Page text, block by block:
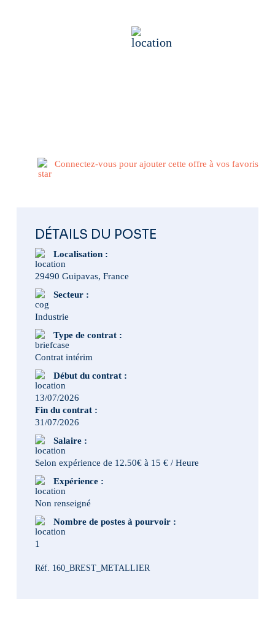
Connectez-vous pour ajouter cette offre à vos favoris
DÉTAILS DU POSTE
Localisation :
29490 Guipavas, France
Secteur :
Industrie
Type de contrat :
Contrat intérim
Début du contrat :
13/07/2026
Fin du contrat :
31/07/2026
Salaire :
Selon expérience de 12.50€ à 15 € / Heure
Expérience :
Non renseigné
Nombre de postes à pourvoir :
1
Réf. 160_BREST_METALLIER